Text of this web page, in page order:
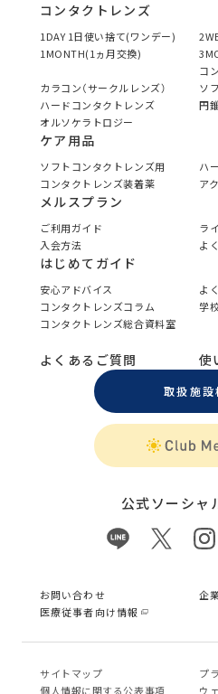
コンタクトレンズ
1DAY 1日使い捨て(ワンデー)
1MONTH(1ヵ月交換)
コ
カラコン（サークルレンズ）
ソ
ハードコンタクトレンズ
円
オルソケラトロジー
ケア用品
ソフトコンタクトレンズ用
ハ
コンタクトレンズ装着薬
ア
メルスプラン
ご利用ガイド
ラ
入会方法
よ
はじめてガイド
安心アドバイス
よ
コンタクトレンズコラム
学
コンタクトレンズ総合資料室
よくあるご質問 使
取扱施設
公式ソーシャ
お問い合わせ
企
医療従事者向け情報
サイトマップ
プ
個⼈情報に関する公表事項
ウ